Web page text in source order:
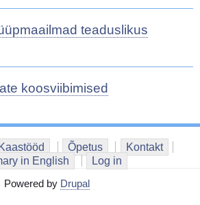
teaduslikus
koosviibimised
Kaastööd Õpetus
Kontakt
in English
Log in
Powered by Drupal